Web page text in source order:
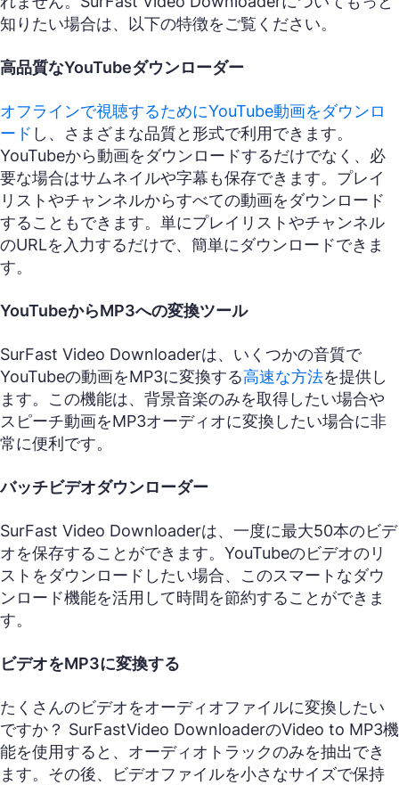
知りたい場合は、以下の特徴をご覧ください。
高品質なYouTubeダウンローダー
オフラインで視聴するためにYouTube動画をダウンロ
ード し、さまざまな品質と形式で利用できます。
YouTubeから動画をダウンロードするだけでなく、必
要な場合はサムネイルや字幕も保存できます。プレイ
リストやチャンネルからすべての動画をダウンロード
することもできます。単にプレイリストやチャンネル
のURLを入力するだけで、簡単にダウンロードできま
す。
YouTubeからMP3への変換ツール
SurFast Video Downloaderは、いくつかの音質で
YouTubeの動画をMP3に変換する高速な方法を提供し
ます。この機能は、背景音楽のみを取得したい場合や
スピーチ動画をMP3オーディオに変換したい場合に非
常に便利です。
バッチビデオダウンローダー
SurFast Video Downloaderは、一度に最大50本のビデ
オを保存することができます。YouTubeのビデオのリ
ストをダウンロードしたい場合、このスマートなダウ
ンロード機能を活用して時間を節約することができま
す。
ビデオをMP3に変換する
たくさんのビデオをオーディオファイルに変換したい
ですか？ SurFastVideo DownloaderのVideo to MP3機
能を使用すると、オーディオトラックのみを抽出でき
ます。その後、ビデオファイルを小さなサイズで保持